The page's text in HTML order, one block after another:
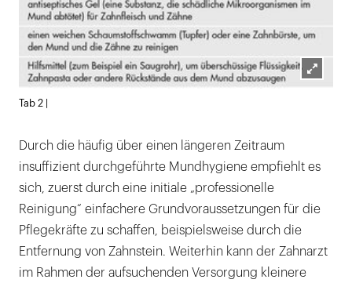
Tab 2 |
Durch die häufig über einen längeren Zeitraum
insuffizient durchgeführte Mundhygiene empfiehlt es
sich, zuerst durch eine initiale „professionelle
Reinigung“ einfachere Grundvoraussetzungen für die
Pflegekräfte zu schaffen, beispielsweise durch die
Entfernung von Zahnstein. Weiterhin kann der Zahnarzt
im Rahmen der aufsuchenden Versorgung kleinere